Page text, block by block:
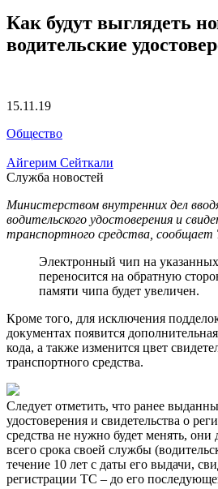
Как будут выглядеть
водительские
15.11.19
Общество
Айгерим Сейткали
Служба новостей
Министерством внутренних дел
водительского удостоверения и
транспортного средства, сообщает
Электронный чип на
переносится на обратную
памяти чипа будет увеличен.
Кроме того, для исключения
документах появится
кода, а также изменится цвет
транспортного средства.
Следует отметить, что ранее
удостоверения и свидетельства о
средства не нужно будет менять, они
всего срока своей службы
течение 10 лет с даты его выдачи,
регистрации ТС – до его